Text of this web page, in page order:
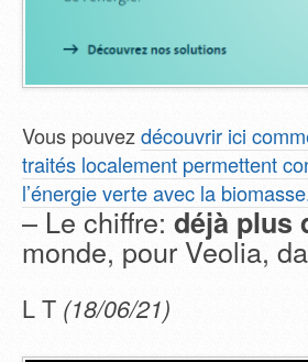
Vous pouvez découvrir ici
traités localement permettent
l’énergie verte avec la
– Le chiffre:déjà plus
monde, pour Veolia,
L T (18/06/21)